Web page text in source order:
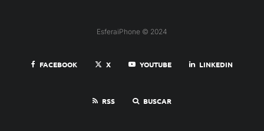
EsferaiPhone © 2024
FACEBOOK X YOUTUBE LINKEDIN
RSS BUSCAR